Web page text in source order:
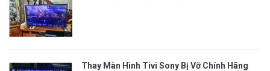
Thay Màn Hình Tivi Sony Bị Vỡ Chính Hãng